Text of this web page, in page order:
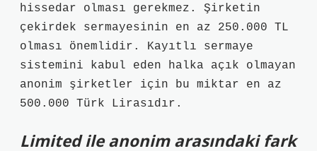
hissedar olması gerekmez. Şirketin
çekirdek sermayesinin en az 250.000 TL
olması önemlidir. Kayıtlı sermaye
sistemini kabul eden halka açık olmayan
anonim şirketler için bu miktar en az
500.000 Türk Lirasıdır.
Limited ile anonim arasındaki fark